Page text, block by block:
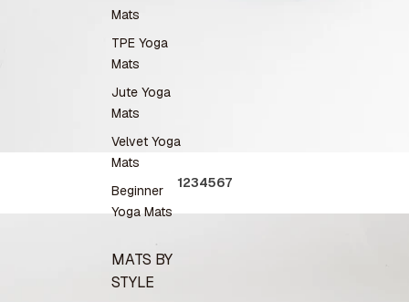
Mats
TPE Yoga
Mats
Jute Yoga
Mats
Velvet Yoga
Mats
Beginner
Yoga Mats
MATS BY
STYLE
1234567